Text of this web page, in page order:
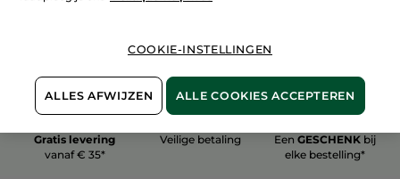
Gratis levering
vanaf € 35*
Veilige betaling EenGESCHENK bij
elke bestelling*
COOKIE-INSTELLINGEN
ALLES AFWIJZEN ALLE COOKIES ACCEPTEREN